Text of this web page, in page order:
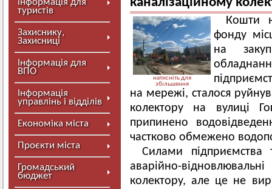
інформація для
туристів
Захиснику,
Захисниці
Інформація для
ВПО
Інформація
управлінь і відділів
Економіка міста
Проєкти міста
Громадський
бюджет
натисніть для
збільшення
Кошти
фонду
на
на мережі, сталося
колектору на вулиці
припинено
частково обмежено
Силами підприємства
аварійно-
колектору, але це не